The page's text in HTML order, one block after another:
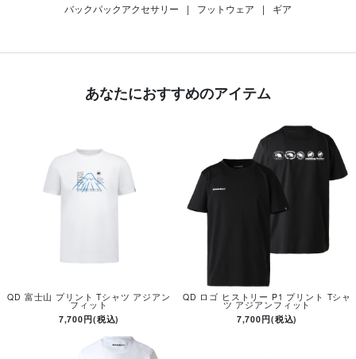
バックパックアクセサリー
| フットウェア | ギア
あなたにおすすめのアイテム
QD 富士山 プリント Tシャツ アジアン
フィット
7,700円(税込)
QD ロゴ ヒストリー P1 プリント Tシャ
ツ アジアンフィット
7,700円(税込)